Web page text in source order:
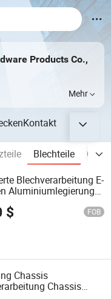
Products Co.,
Mehr
Kontakt
Blechteile
Blechverarbeitung E-
Aluminiumlegierung
$ FOB
Chassis
Chassis